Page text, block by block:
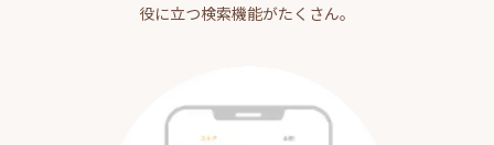
役に立つ検索機能がたくさん。